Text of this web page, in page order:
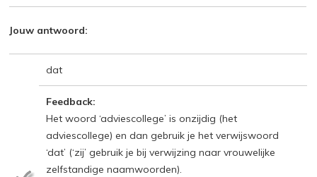
Jouw antwoord:
dat
Feedback:
Het woord ‘adviescollege’ is onzijdig (het
adviescollege) en dan gebruik je het verwijswoord
‘dat’ (‘zij’ gebruik je bij verwijzing naar vrouwelijke
zelfstandige naamwoorden).